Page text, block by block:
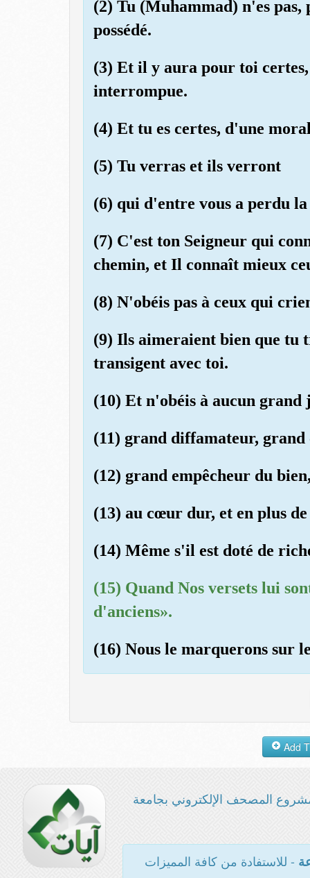
(2) Tu (Muhammad) n'es pas,
possédé.
(3) Et il y aura pour toi
interrompue.
(4) Et tu es certes, d'une
(5) Tu verras et ils verront
(6) qui d'entre vous a perdu
(7) C'est ton Seigneur qui
chemin, et Il connaît mieux
(8) N'obéis pas à ceux qui
(9) Ils aimeraient bien que tu
transigent avec toi.
(10) Et n'obéis à aucun
(11) grand diffamateur,
(12) grand empêcheur du
(13) au cœur dur, et en plus
(14) Même s'il est doté de
(15) Quand Nos versets lui
d'anciens».
(16) Nous le marquerons sur
المصحف الإلكتروني بجامعة
- للاستفادة من كافة المميزات